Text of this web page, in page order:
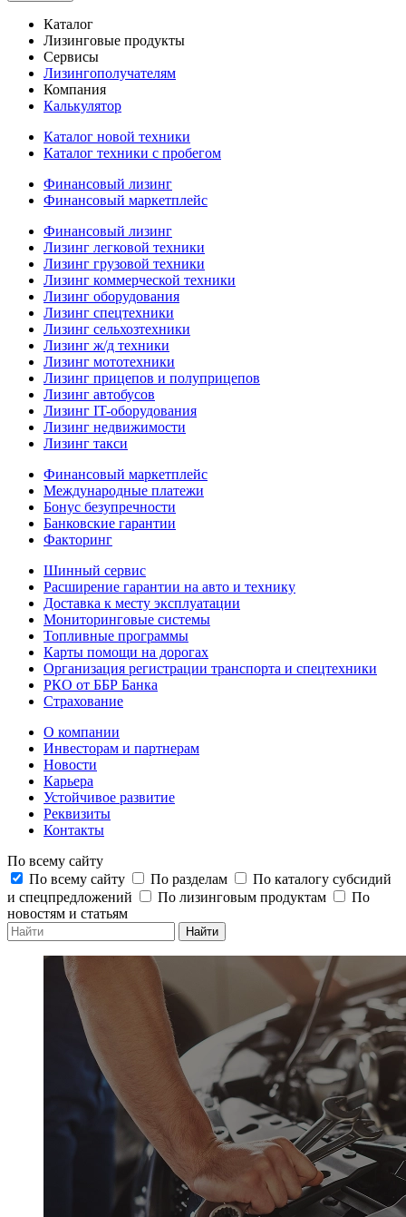
Каталог
Лизинговые продукты
Сервисы
Лизингополучателям
Компания
Калькулятор
Каталог новой техники
Каталог техники с пробегом
Финансовый лизинг
Финансовый маркетплейс
Финансовый лизинг
Лизинг легковой техники
Лизинг грузовой техники
Лизинг коммерческой техники
Лизинг оборудования
Лизинг спецтехники
Лизинг сельхозтехники
Лизинг ж/д техники
Лизинг мототехники
Лизинг прицепов и полуприцепов
Лизинг автобусов
Лизинг IT-оборудования
Лизинг недвижимости
Лизинг такси
Финансовый маркетплейс
Международные платежи
Бонус безупречности
Банковские гарантии
Факторинг
Шинный сервис
Расширение гарантии на авто и технику
Доставка к месту эксплуатации
Мониторинговые системы
Топливные программы
Карты помощи на дорогах
Организация регистрации транспорта и спецтехники
РКО от ББР Банка
Страхование
О компании
Инвесторам и партнерам
Новости
Карьера
Устойчивое развитие
Реквизиты
Контакты
По всему сайту
По всему сайту
По разделам
По каталогу субсидий
и спецпредложений
По лизинговым продуктам
По
новостям и статьям
Найти